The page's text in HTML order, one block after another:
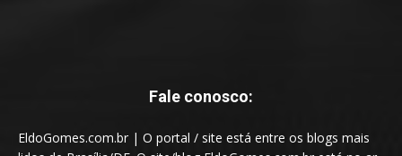
Fale conosco:
EldoGomes.com.br | O portal / site está entre os blogs mais